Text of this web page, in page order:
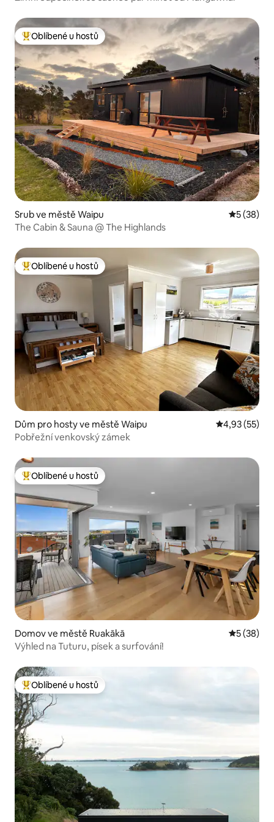
Nejlepší v kategorii Oblíbené u hostů
Oblíbené u hostů
Srub ve městě Waipu Průměrné
5 (38)
The Cabin & Sauna @ The Highlands
Nejlepší v kategorii Oblíbené u hostů
Oblíbené u hostů
Dům pro hosty ve městě Waipu Průměrné
4,93 (55)
Pobřežní venkovský zámek
Nejlepší v kategorii Oblíbené u hostů
Oblíbené u hostů
Domov ve městě Ruakākā Průměrné
5 (38)
Výhled na Tuturu, písek a surfování!
Nejlepší v kategorii Oblíbené u hostů
Oblíbené u hostů